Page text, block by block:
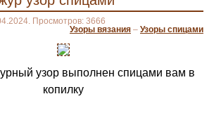
Просмотров: 3666
Узоры вязания – Узоры спицами
узор выполнен спицами вам в
копилку